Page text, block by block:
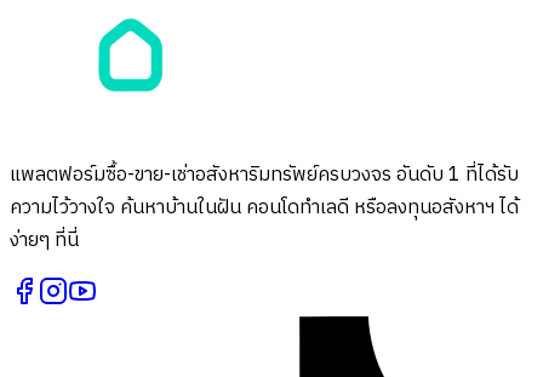
แพลตฟอร์มซื้อ-ขาย-เช่าอสังหาริมทรัพย์ครบวงจร อันดับ 1 ที่ได้รับ
ความไว้วางใจ ค้นหาบ้านในฝัน คอนโดทำเลดี หรือลงทุนอสังหาฯ ได้
ง่ายๆ ที่นี่